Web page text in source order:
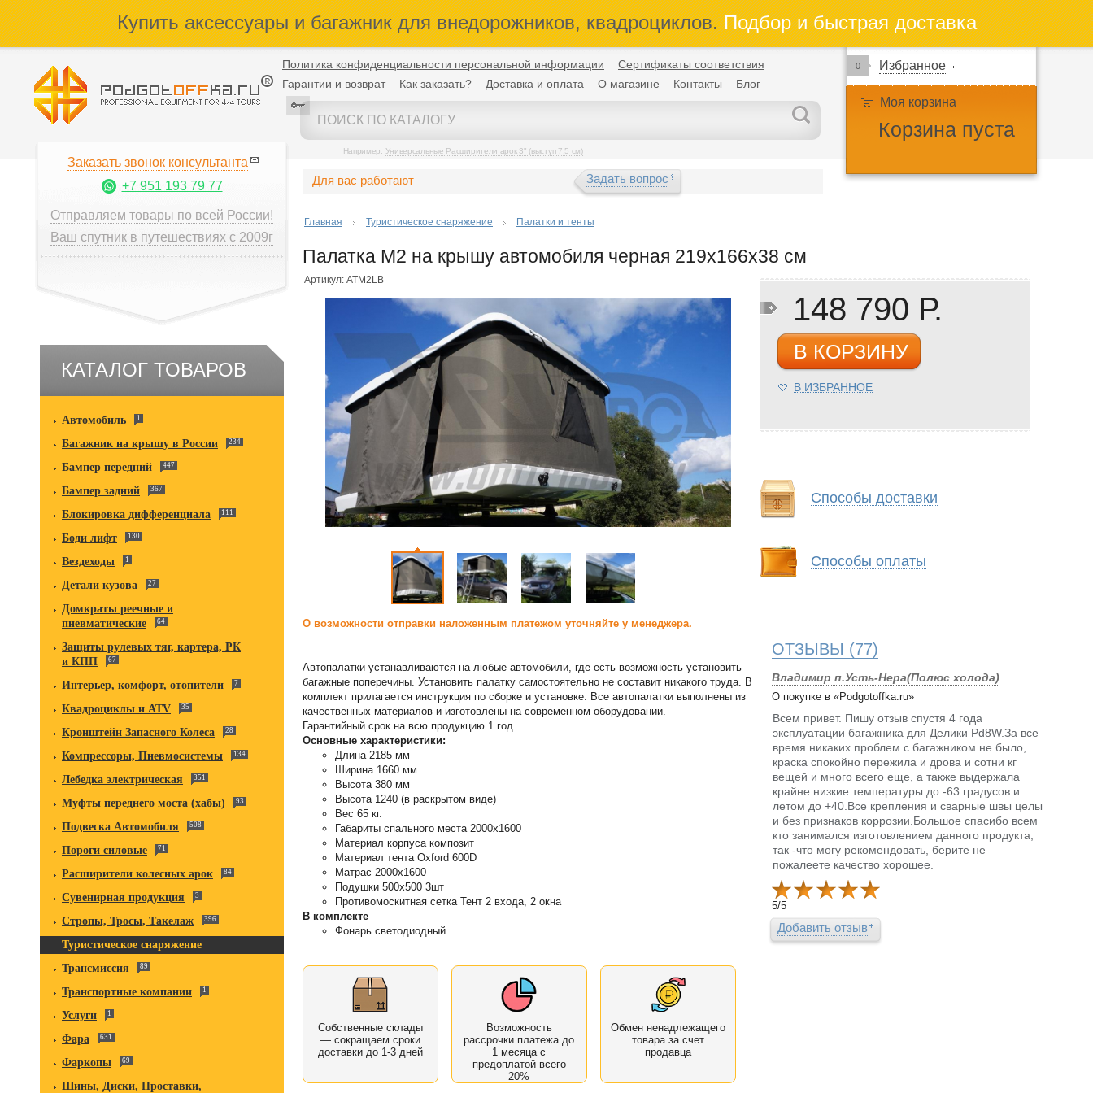
Купить аксессуары и багажник для внедорожников, квадроциклов.Подбор и быстрая доставка
Политика конфиденциальности персональной информации
Сертификаты соответствия
Гарантии и возврат
Как заказать? Доставка и оплата О магазине Контакты Блог
Например: Универсальные Расширители арок 3" (выступ 7,5 см)
0 Избранное
Моя корзина
Корзина пуста
Заказать звонок консультанта
+7 951 193 79 77
Отправляем товары по всей России!
Ваш спутник в путешествиях с 2009г
КАТАЛОГ ТОВАРОВ
Автомобиль 1
Багажник на крышу в России 234
Бампер передний 447
Бампер задний 367
Блокировка дифференциала 111
Боди лифт 130
Вездеходы 1
Детали кузова 27
Домкраты реечные и
пневматические
64
Защиты рулевых тяг, картера, РК
и КПП
67
Интерьер, комфорт, отопители 7
Квадроциклы и ATV 35
Кронштейн Запасного Колеса 28
Компрессоры, Пневмосистемы 134
Лебедка электрическая 351
Муфты переднего моста (хабы) 93
Подвеска Автомобиля 508
Пороги силовые 71
Расширители колесных арок 84
Сувенирная продукция 3
Стропы, Тросы, Такелаж 396
Туристическое снаряжение
Трансмиссия
89
Транспортные компании 1
Услуги 1
Фара 631
Фаркопы 69
Шины, Диски, Проставки,
Для вас работают Задать вопрос
Главная Туристическое снаряжение Палатки и тенты
Палатка М2 на крышу автомобиля черная 219x166x38 см
Артикул: ATM2LB
О возможности отправки наложенным платежом уточняйте у менеджера.
Автопалатки устанавливаются на любые автомобили, где есть возможность установить
багажные поперечины. Установить палатку самостоятельно не составит никакого труда. В
комплект прилагается инструкция по сборке и установке. Все автопалатки выполнены из
качественных материалов и изготовлены на современном оборудовании.
Гарантийный срок на всю продукцию 1 год.
Основные характеристики:
Длина 2185 мм
Ширина 1660 мм
Высота 380 мм
Высота 1240 (в раскрытом виде)
Вес 65 кг.
Габариты спального места 2000х1600
Материал корпуса композит
Материал тента Oxford 600D
Матрас 2000х1600
Подушки 500х500 3шт
Противомоскитная сетка Тент 2 входа, 2 окна
В комплекте
Фонарь светодиодный
Собственные склады
— сокращаем сроки
доставки до 1-3 дней
Возможность
рассрочки платежа до
1 месяца с
предоплатой всего
20%
Обмен ненадлежащего
товара за счет
продавца
148 790 Р.
В КОРЗИНУ
В ИЗБРАННОЕ
Способы доставки
Способы оплаты
ОТЗЫВЫ (77)
Владимир п.Усть-Нера(Полюс холода)
О покупке в «Podgotoffka.ru»
Всем привет. Пишу отзыв спустя 4 года
эксплуатации багажника для Делики Pd8W.За все
время никаких проблем с багажником не было,
краска спокойно пережила и дрова и сотни кг
вещей и много всего еще, а также выдержала
крайне низкие температуры до -63 градусов и
летом до +40.Все крепления и сварные швы целы
и без признаков коррозии.Большое спасибо всем
кто занимался изготовлением данного продукта,
так -что могу рекомендовать, берите не
пожалеете качество хорошее.
5/5
Добавить отзыв